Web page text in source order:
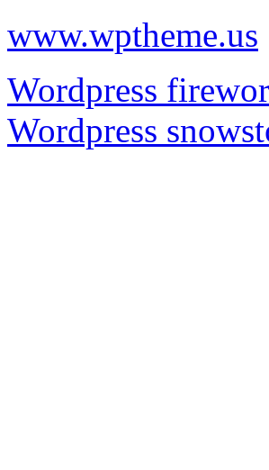
www.wptheme.us
Wordpress
Wordpress